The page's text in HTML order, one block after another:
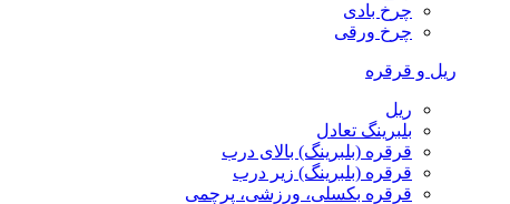
چرخ بادی
چرخ ورقی
ریل و قرقره
ریل
بلبرینگ تعادل
قرقره (بلبرینگ) بالای درب
قرقره (بلبرینگ) زیر درب
قرقره بکسلی، ورزشی، پرچمی